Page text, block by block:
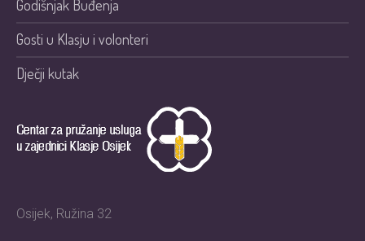
Godišnjak Buđenja
Gosti u Klasju i volonteri
Dječji kutak
Osijek, Ružina 32